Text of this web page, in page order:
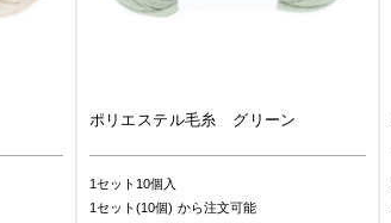
ポリエステル毛糸 グリーン
1セット10個入
1セット(10個) から注文可能